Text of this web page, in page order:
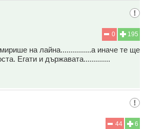
195
0
на лайна...............а иначе те ще
Егати и държавата.............
6
44